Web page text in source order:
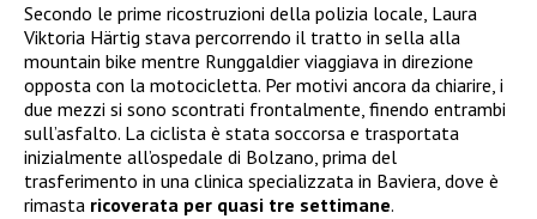
Secondo le prime ricostruzioni della polizia locale, Laura
Viktoria Härtig stava percorrendo il tratto in sella alla
mountain bike mentre Runggaldier viaggiava in direzione
opposta con la motocicletta. Per motivi ancora da chiarire, i
due mezzi si sono scontrati frontalmente, finendo entrambi
sull’asfalto. La ciclista è stata soccorsa e trasportata
inizialmente all’ospedale di Bolzano, prima del
trasferimento in una clinica specializzata in Baviera, dove è
rimasta ricoverata per quasi tre settimane.